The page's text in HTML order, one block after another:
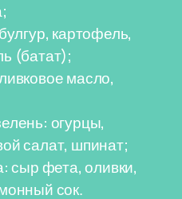
картофель,
(батат);
масло,
огурцы,
салат, шпинат;
сыр фета, оливки,
сок.